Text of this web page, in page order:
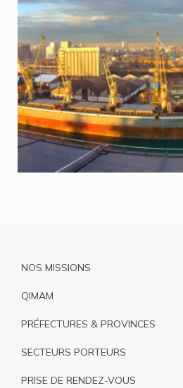
Pied
de
page
NOS MISSIONS
QIMAM
PRÉFECTURES & PROVINCES
SECTEURS PORTEURS
PRISE DE RENDEZ-VOUS